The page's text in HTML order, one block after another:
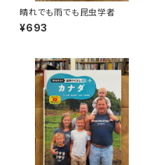
晴れでも雨でも昆虫学者
¥693